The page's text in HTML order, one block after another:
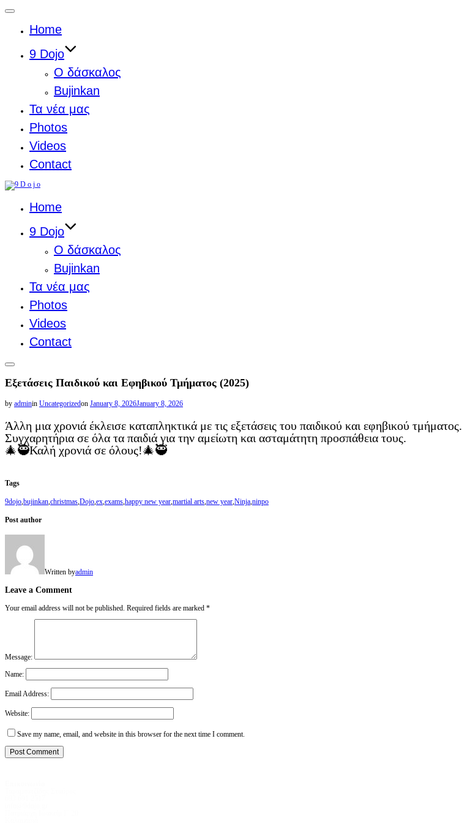
Toggle
Home
9 Dojo
Ο δάσκαλος
Bujinkan
Τα νέα μας
Photos
Videos
Contact
Skip
to
Home
9 Dojo
Ο δάσκαλος
Bujinkan
Τα νέα μας
Photos
Videos
Contact
Toggle
&
navigation
Εξετάσεις Παιδικού και Εφηβικού Τμήματος (2025)
by adminin Uncategorizedon Posted
on
January 8, 2026January 8, 2026
Άλλη μια χρονιά έκλεισε καταπληκτικά με τις εξετάσεις του παιδικού και εφηβικού τμήματος.
Συγχαρητήρια σε όλα τα παιδιά για την αμείωτη και ασταμάτητη προσπάθεια τους.
🎄🥷Καλή χρονιά σε όλους!🎄🥷
Tags
9dojo bujinkan christmas Dojo ex exams happy new year martial arts new year Ninja ninpo
Post author
Written byadmin
Leave a Comment
Your email address will not be published. Required fields are marked *
Message:
Name:
Email Address:
Website:
Save my name, email, and website in this browser for the next time I comment.